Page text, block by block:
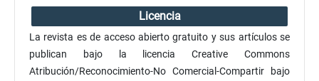
Licencia
La revista es de acceso abierto gratuito y sus artículos se
publican bajo la licencia Creative Commons
Atribución/Reconocimiento-No Comercial-Compartir bajo